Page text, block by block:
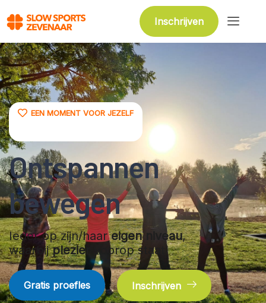
Inschrijven
EEN MOMENT VOOR JEZELF
Ontspannen
bewegen
Ieder op zijn/haareigen niveau,
waarbijplezier voorop staat
Gratis proefles Inschrijven